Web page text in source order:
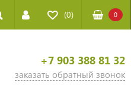
(0) 0
+7 903 388 81 32
заказать обратный звонок